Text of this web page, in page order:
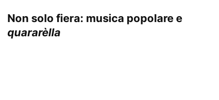
Non solo fiera: musica popolare e
quararèlla